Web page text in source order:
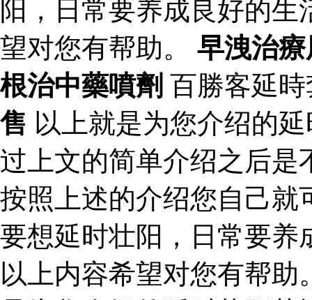
阳，日常要养成良好的
望对您有帮助。 早洩治
根治中藥噴劑 百勝客延
售 以上就是为您介绍的
过上文的简单介绍之后是
按照上述的介绍您自己就
要想延时壮阳，日常要养
以上内容希望对您有帮助